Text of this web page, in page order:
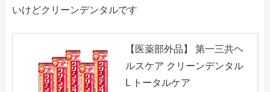
いけどクリーンデンタルです
【医薬部外品】 第一三共ヘ
ルスケア クリーンデンタル
L トータルケア